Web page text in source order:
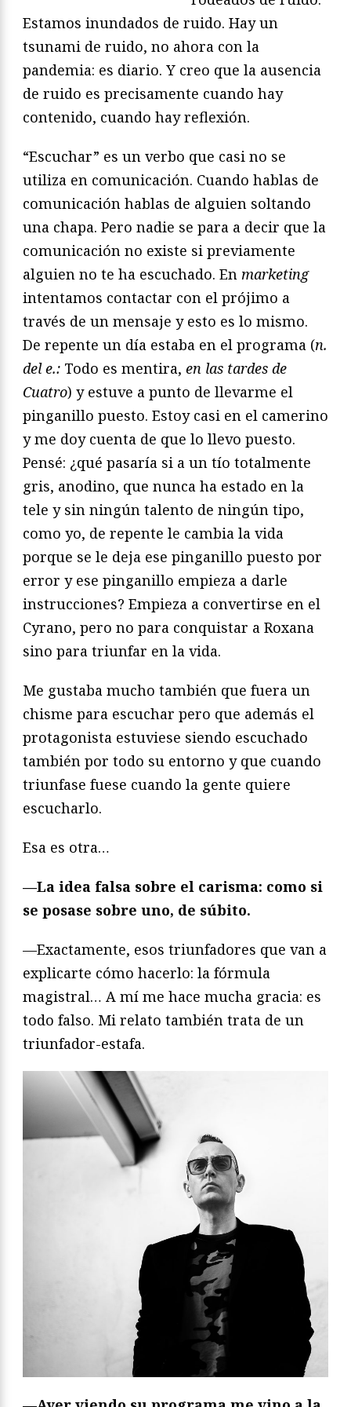
Estamos inundados de ruido. Hay un
tsunami de ruido, no ahora con la
pandemia: es diario. Y creo que la ausencia
de ruido es precisamente cuando hay
contenido, cuando hay reflexión.
“Escuchar” es un verbo que casi no se
utiliza en comunicación. Cuando hablas de
comunicación hablas de alguien soltando
una chapa. Pero nadie se para a decir que la
comunicación no existe si previamente
alguien no te ha escuchado. En marketing
intentamos contactar con el prójimo a
través de un mensaje y esto es lo mismo.
De repente un día estaba en el programa (n.
del e.: Todo es mentira, en las tardes de
Cuatro) y estuve a punto de llevarme el
pinganillo puesto. Estoy casi en el camerino
y me doy cuenta de que lo llevo puesto.
Pensé: ¿qué pasaría si a un tío totalmente
gris, anodino, que nunca ha estado en la
tele y sin ningún talento de ningún tipo,
como yo, de repente le cambia la vida
porque se le deja ese pinganillo puesto por
error y ese pinganillo empieza a darle
instrucciones? Empieza a convertirse en el
Cyrano, pero no para conquistar a Roxana
sino para triunfar en la vida.
Me gustaba mucho también que fuera un
chisme para escuchar pero que además el
protagonista estuviese siendo escuchado
también por todo su entorno y que cuando
triunfase fuese cuando la gente quiere
escucharlo.
Esa es otra…
—La idea falsa sobre el carisma: como si
se posase sobre uno, de súbito.
—Exactamente, esos triunfadores que van a
explicarte cómo hacerlo: la fórmula
magistral… A mí me hace mucha gracia: es
todo falso. Mi relato también trata de un
triunfador-estafa.